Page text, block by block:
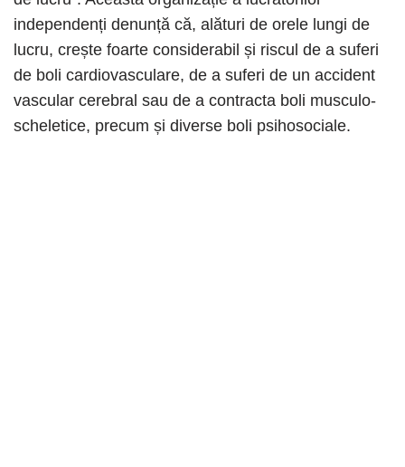
independenți denunță că, alături de orele lungi de
lucru, crește foarte considerabil și riscul de a suferi
de boli cardiovasculare, de a suferi de un accident
vascular cerebral sau de a contracta boli musculo-
scheletice, precum și diverse boli psihosociale.